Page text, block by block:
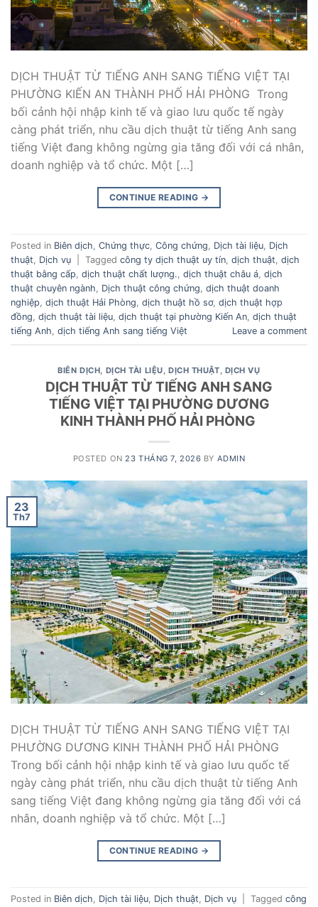
DỊCH THUẬT TỪ TIẾNG ANH SANG TIẾNG VIỆT TẠI
PHƯỜNG KIẾN AN THÀNH PHỐ HẢI PHÒNG Trong
bối cảnh hội nhập kinh tế và giao lưu quốc tế ngày
càng phát triển, nhu cầu dịch thuật từ tiếng Anh sang
tiếng Việt đang không ngừng gia tăng đối với cá nhân,
doanh nghiệp và tổ chức. Một […]
CONTINUE READING →
Posted in Biên dịch, Chứng thực, Công chứng, Dịch tài liệu, Dịch
thuật, Dịch vụ Tagged công ty dịch thuật uy tín, dịch thuật, dịch
thuật bằng cấp, dịch thuật chất lượng., dịch thuật châu á, dịch
thuật chuyên ngành, Dịch thuật công chứng, dịch thuật doanh
nghiệp, dịch thuật Hải Phòng, dịch thuật hồ sơ, dịch thuật hợp
đồng, dịch thuật tài liệu, dịch thuật tại phường Kiến An, dịch thuật
tiếng Anh, dịch tiếng Anh sang tiếng Việt Leave a comment
BIÊN DỊCH DỊCH TÀI LIỆU DỊCH THUẬT DỊCH VỤ
DỊCH THUẬT TỪ TIẾNG ANH SANG
TIẾNG VIỆT TẠI PHƯỜNG DƯƠNG
KINH THÀNH PHỐ HẢI PHÒNG
POSTED ON23 THÁNG 7, 2026 BY ADMIN
23
Th7
DỊCH THUẬT TỪ TIẾNG ANH SANG TIẾNG VIỆT TẠI
PHƯỜNG DƯƠNG KINH THÀNH PHỐ HẢI PHÒNG
Trong bối cảnh hội nhập kinh tế và giao lưu quốc tế
ngày càng phát triển, nhu cầu dịch thuật từ tiếng Anh
sang tiếng Việt đang không ngừng gia tăng đối với cá
nhân, doanh nghiệp và tổ chức. Một […]
CONTINUE READING →
Posted in Biên dịch, Dịch tài liệu, Dịch thuật, Dịch vụ Tagged công